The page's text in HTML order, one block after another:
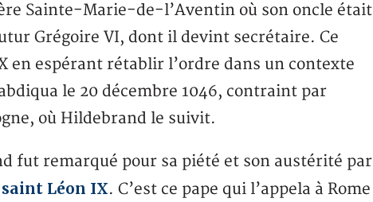
Sainte-Marie-de-l’Aventin où son oncle était
Grégoire VI, dont il devint secrétaire. Ce
en espérant rétablir l’ordre dans un contexte
le 20 décembre 1046, contraint par
où Hildebrand le suivit.
fut remarqué pour sa piété et son austérité par
saint Léon IX. C’est ce pape qui l’appela à Rome